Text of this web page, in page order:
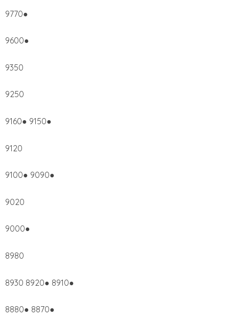
9770●
9600●
9350
9250
9160● 9150●
9120
9100● 9090●
9020
9000●
8980
8930 8920● 8910●
8880● 8870●